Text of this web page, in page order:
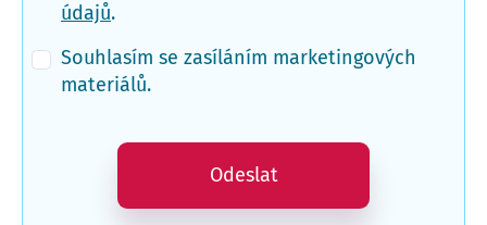
údajů.
Souhlasím se zasíláním marketingových
materiálů.
Odeslat